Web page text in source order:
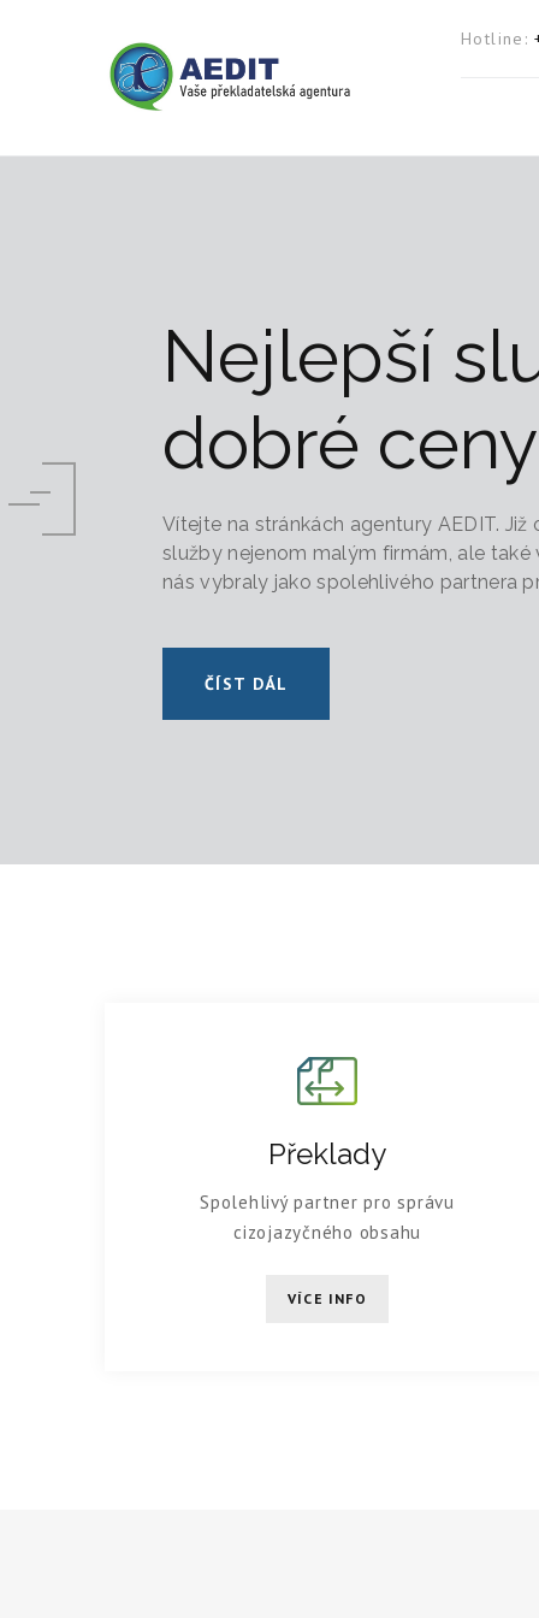
Hotline
Nejlepší
dobré ceny
Vítejte na stránkách agentury AEDIT.
služby nejenom malým firmám, ale
nás vybraly jako spolehlivého partnera
ČÍST DÁL
Překlady
Spolehlivý partner pro správu
cizojazyčného obsahu
VÍCE INFO